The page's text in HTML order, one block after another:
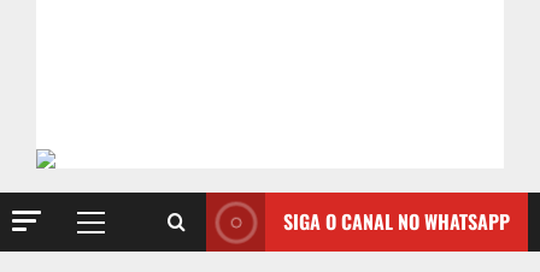
Primary
SIGA O CANAL NO WHATSAPP